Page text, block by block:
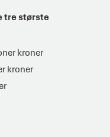
tre største
kroner
kroner